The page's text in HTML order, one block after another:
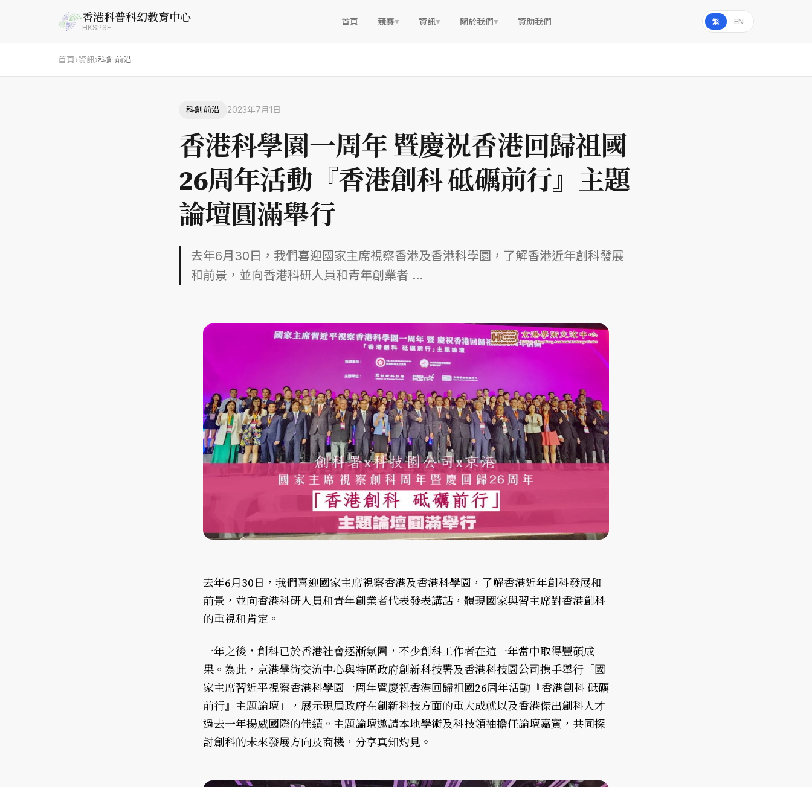
香港科普科幻教育中心
HKSPSF
首頁 競賽▼ 資訊▼ 關於我們▼ 資助我們 繁 EN
首頁›資訊›科創前沿
科創前沿 2023年7月1日
香港科學園一周年 暨慶祝香港回歸祖國
26周年活動『香港創科 砥礪前行』主題
論壇圓滿舉行
去年6月30日，我們喜迎國家主席視察香港及香港科學園，了解香港近年創科發展
和前景，並向香港科研人員和青年創業者 ...
去年6月30日，我們喜迎國家主席視察香港及香港科學園，了解香港近年創科發展和
前景，並向香港科研人員和青年創業者代表發表講話，體現國家與習主席對香港創科
的重視和肯定。
一年之後，創科已於香港社會逐漸氛圍，不少創科工作者在這一年當中取得豐碩成
果。為此，京港學術交流中心與特區政府創新科技署及香港科技園公司携手舉行「國
家主席習近平視察香港科學園一周年暨慶祝香港回歸祖國26周年活動『香港創科 砥礪
前行』主題論壇」，展示現屆政府在創新科技方面的重大成就以及香港傑出創科人才
過去一年揚威國際的佳績。主題論壇邀請本地學術及科技領袖擔任論壇嘉賓，共同探
討創科的未來發展方向及商機，分享真知灼見。